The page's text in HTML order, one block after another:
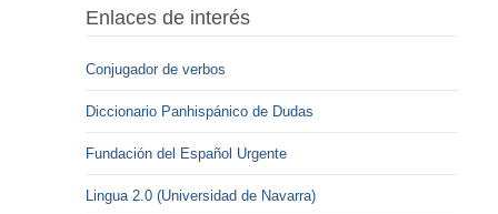
Enlaces de interés
Conjugador de verbos
Diccionario Panhispánico de Dudas
Fundación del Español Urgente
Lingua 2.0 (Universidad de Navarra)